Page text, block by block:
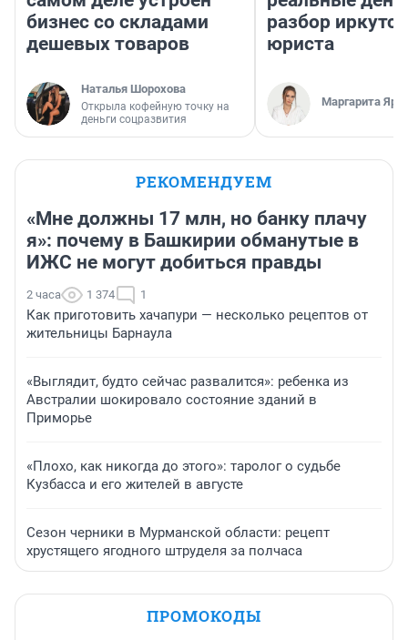
бизнес со складами
дешевых товаров
Наталья Шорохова
Открыла кофейную точку на
деньги соцразвития
разбор
юриста
Маргарита
РЕКОМЕНДУЕМ
«Мне должны 17 млн, но банку плачу
я»: почему в Башкирии обманутые в
ИЖС не могут добиться правды
2 часа 1 374 1
Как приготовить хачапури — несколько рецептов от
жительницы Барнаула
«Выглядит, будто сейчас развалится»: ребенка из
Австралии шокировало состояние зданий в
Приморье
«Плохо, как никогда до этого»: таролог о судьбе
Кузбасса и его жителей в августе
Сезон черники в Мурманской области: рецепт
хрустящего ягодного штруделя за полчаса
ПРОМОКОДЫ